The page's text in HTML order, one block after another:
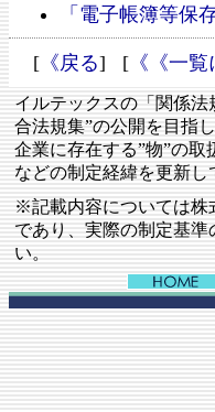
「電子帳簿等保
[《戻る] [《《一覧
イルテックスの「関係
合法規集”の公開を目指し
企業に存在する”物”の
などの制定経緯を更新し
※記載内容については株
であり、実際の制定基
い。